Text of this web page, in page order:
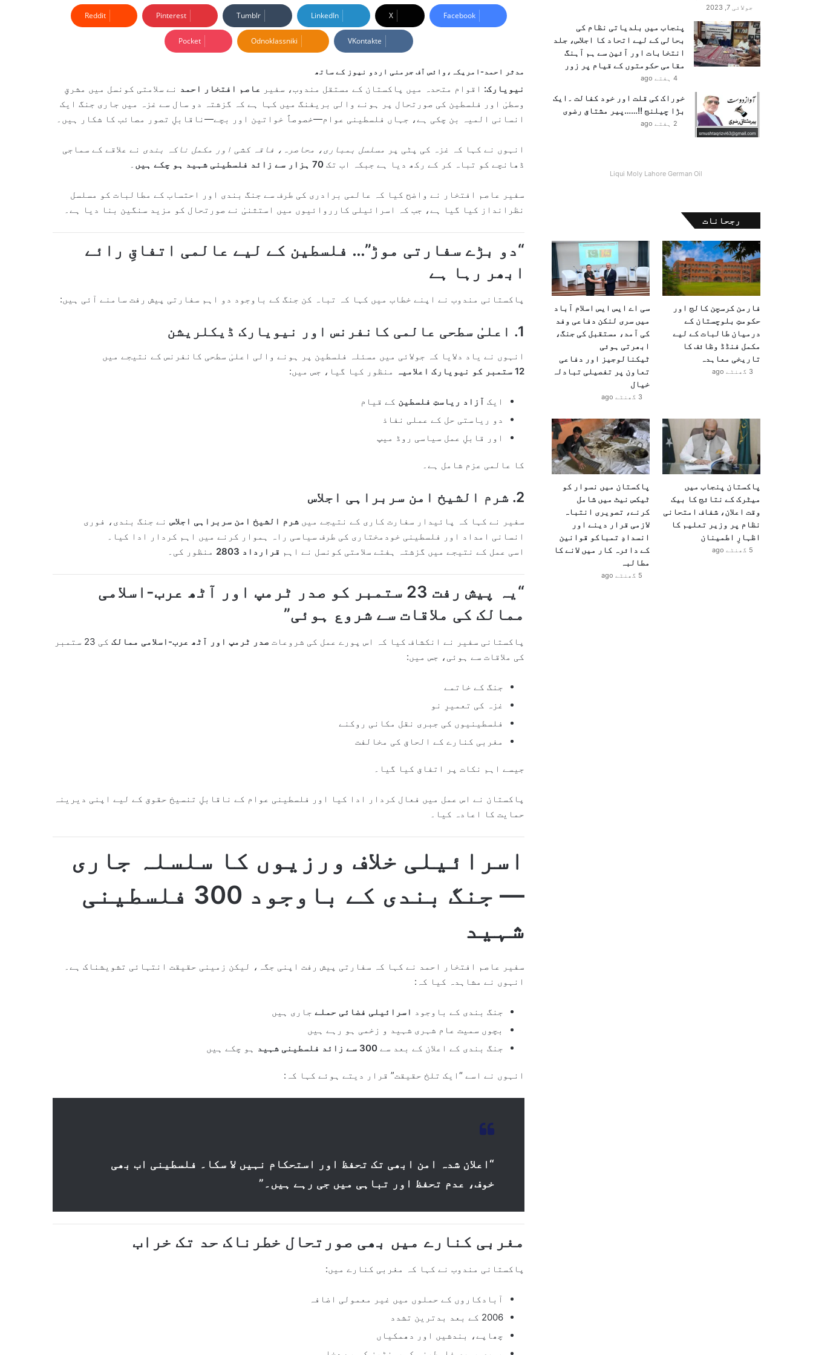
n
d
n
Facebook
X
LinkedIn
Tumblr
Pinterest
Reddit
VKontakte
Odnoklassniki
Pocket
مدثر احمد-امریکہ،وائس آف جرمنی اردو نیوز کے ساتھ
نیویارک: اقوام متحدہ میں پاکستان کے مستقل مندوب، سفیر عاصم افتخار احمد نے سلامتی کونسل میں مشرقِ
وسطیٰ اور فلسطین کی صورتحال پر ہونے والی بریفنگ میں کہا ہے کہ گزشتہ دو سال سے غزہ میں جاری جنگ ایک
انسانی المیہ بن چکی ہے، جہاں فلسطینی عوام—خصوصاً خواتین اور بچے—ناقابلِ تصور مصائب کا شکار ہیں۔
انہوں نے کہا کہ غزہ کی پٹی پر مسلسل بمباری، محاصرہ، فاقہ کشی اور مکمل ناکہ بندی نے علاقے کے سماجی
ڈھانچے کو تباہ کر کے رکھ دیا ہے جبکہ اب تک 70 ہزار سے زائد فلسطینی شہید ہو چکے ہیں
سفیر عاصم افتخار نے واضح کیا کہ عالمی برادری کی طرف سے جنگ بندی اور احتساب کے مطالبات کو مسلسل
نظرانداز کیا گیا ہے، جب کہ اسرائیلی کارروائیوں میں استثنیٰ نے صورتحال کو مزید سنگین بنا دیا ہے۔
“دو بڑے سفارتی موڑ”… فلسطین کے لیے عالمی اتفاقِ رائے
ابھر رہا ہے
پاکستانی مندوب نے اپنے خطاب میں کہا کہ تباہ کن جنگ کے باوجود دو اہم سفارتی پیش رفت سامنے آئی ہیں:
1. اعلیٰ سطحی عالمی کانفرنس اور نیویارک ڈیکلریشن
انہوں نے یاد دلایا کہ جولائی میں مسئلہ فلسطین پر ہونے والی اعلیٰ سطحی کانفرنس کے نتیجے میں
12 ستمبر کو نیویارک اعلامیہ
منظور کیا گیا، جس میں:
ایک آزاد ریاستِ فلسطین کے قیام
دو ریاستی حل کے عملی نفاذ
اور قابلِ عمل سیاسی روڈ میپ
کا عالمی عزم شامل ہے۔
2. شرم الشیخ امن سربراہی اجلاس
سفیر نے کہا کہ پائیدار سفارت کاری کے نتیجے میں شرم الشیخ امن سربراہی اجلاس نے جنگ بندی، فوری
انسانی امداد اور فلسطینی خودمختاری کی طرف سیاسی راہ ہموار کرنے میں اہم کردار ادا کیا۔
اسی عمل کے نتیجے میں گزشتہ ہفتے سلامتی کونسل نے اہم قرارداد 2803 منظور کی۔
“یہ پیش رفت 23 ستمبر کو صدر ٹرمپ اور آٹھ عرب-اسلامی
ممالک کی ملاقات سے شروع ہوئی”
پاکستانی سفیر نے انکشاف کیا کہ اس پورے عمل کی شروعات صدر ٹرمپ اور آٹھ عرب-اسلامی ممالک
کی 23 ستمبر
کی ملاقات سے ہوئی، جس میں:
جنگ کے خاتمے
غزہ کی تعمیرِ نو
فلسطینیوں کی جبری نقل مکانی روکنے
مغربی کنارے کے الحاق کی مخالفت
جیسے اہم نکات پر اتفاق کیا گیا۔
پاکستان نے اس عمل میں فعال کردار ادا کیا اور فلسطینی عوام کے ناقابلِ تنسیخ حقوق کے لیے اپنی دیرینہ
حمایت کا اعادہ کیا۔
اسرائیلی خلاف ورزیوں کا سلسلہ جاری
— جنگ بندی کے باوجود 300 فلسطینی
شہید
سفیر عاصم افتخار احمد نے کہا کہ سفارتی پیش رفت اپنی جگہ، لیکن زمینی حقیقت انتہائی تشویشناک ہے۔
انہوں نے مشاہدہ کیا کہ:
جنگ بندی کے باوجود اسرائیلی فضائی حملے جاری ہیں
بچوں سمیت عام شہری شہید و زخمی ہو رہے ہیں
جنگ بندی کے اعلان کے بعد سے 300 سے زائد فلسطینی شہید ہو چکے ہیں
انہوں نے اسے “ایک تلخ حقیقت” قرار دیتے ہوئے کہا کہ:
“اعلان شدہ امن ابھی تک تحفظ اور استحکام نہیں لا سکا۔ فلسطینی اب بھی
خوف، عدم تحفظ اور تباہی میں جی رہے ہیں۔”
مغربی کنارے میں بھی صورتحال خطرناک حد تک خراب
پاکستانی مندوب نے کہا کہ مغربی کنارے میں:
آبادکاروں کے حملوں میں غیر معمولی اضافہ
2006 کے بعد بدترین تشدد
چھاپے، بندشیں اور دھمکیاں
جولائی 7, 2023
پنجاب میں بلدیاتی نظام کی
بحالی کے لیے اتحاد کا اجلاس، جلد
انتخابات اور آئین سے ہم آہنگ
مقامی حکومتوں کے قیام پر زور
4 ہفتے ago
خوراک کی قلت اور خود کفالت ۔ایک
بڑا چیلنج !!……پیر مشتاق رضوی
2 ہفتے ago
Liqui Moly Lahore German Oil
رجحانات
فارمن کرسچن کالج اور
حکومتِ بلوچستان کے
درمیان طالبات کے لیے
مکمل فنڈڈ وظائف کا
تاریخی معاہدہ
3 گھنٹے ago
سی اے ایس ایس اسلام آباد
میں سری لنکن دفاعی وفد
کی آمد، مستقبل کی جنگ،
ابھرتی ہوئی
ٹیکنالوجیز اور دفاعی
تعاون پر تفصیلی تبادلہ
خیال
3 گھنٹے ago
پاکستان پنجاب میں
میٹرک کے نتائج کا بیک
وقت اعلان، شفاف امتحانی
نظام پر وزیر تعلیم کا
اظہارِ اطمینان
5 گھنٹے ago
پاکستان میں نسوار کو
ٹیکس نیٹ میں شامل
کرنے، تصویری انتباہ
لازمی قرار دینے اور
انسدادِ تمباکو قوانین
کے دائرہ کار میں لانے کا
مطالبہ
5 گھنٹے ago